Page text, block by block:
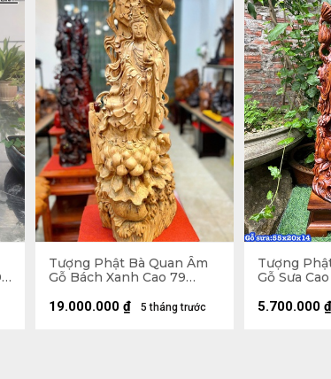
Tượng Phật Bà Quan Âm
Gỗ Bách Xanh Cao 79
5 tháng trước
19.000.000 ₫
Tượng
Gỗ Sưa
5.700.000 ₫